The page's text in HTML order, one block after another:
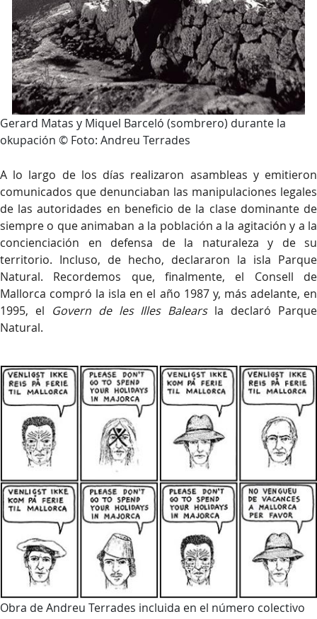
Gerard Matas y Miquel Barceló (sombrero) durante la
okupación © Foto: Andreu Terrades
A lo largo de los días realizaron asambleas y emitieron
comunicados que denunciaban las manipulaciones legales
de las autoridades en beneficio de la clase dominante de
siempre o que animaban a la población a la agitación y a la
concienciación en defensa de la naturaleza y de su
territorio. Incluso, de hecho, declararon la isla Parque
Natural. Recordemos que, finalmente, el Consell de
Mallorca compró la isla en el año 1987 y, más adelante, en
1995, el Govern de les Illes Balearsla declaró Parque
Natural.
Obra de Andreu Terrades incluida en el número colectivo